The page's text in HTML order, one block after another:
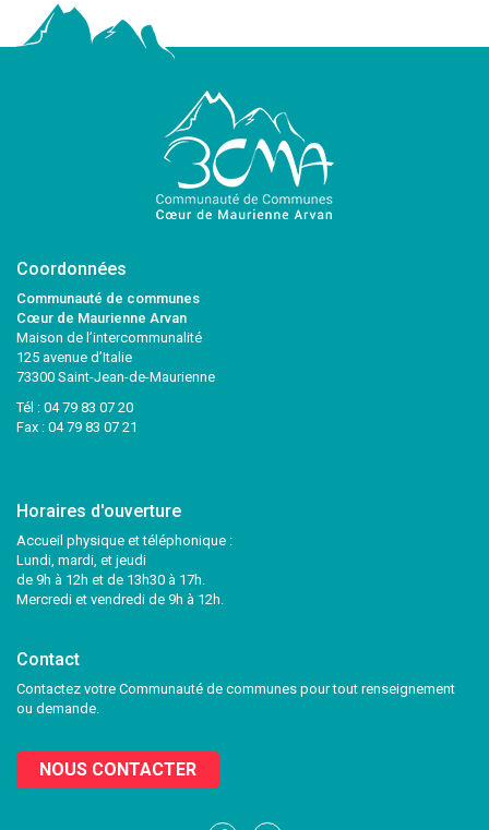
Coordonnées
Communauté de communes
Cœur de Maurienne Arvan
Maison de l’intercommunalité
125 avenue d’Italie
73300 Saint-Jean-de-Maurienne
Tél : 04 79 83 07 20
Fax : 04 79 83 07 21
Horaires d'ouverture
Accueil physique et téléphonique :
Lundi, mardi, et jeudi
de 9h à 12h et de 13h30 à 17h.
Mercredi et vendredi de 9h à 12h.
Contact
Contactez votre Communauté de communes pour tout renseignement
ou demande.
NOUS CONTACTER